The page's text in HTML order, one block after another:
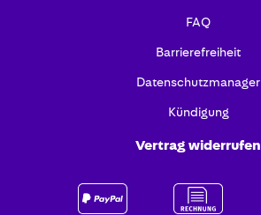
FAQ
Barrierefreiheit
Datenschutzmanager
Kündigung
Vertrag widerrufen